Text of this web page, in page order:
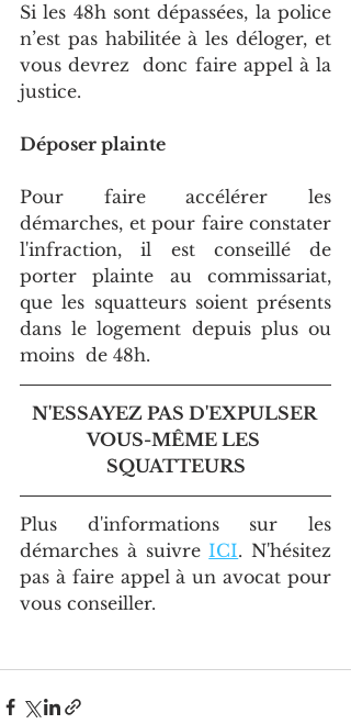
Si les 48h sont dépassées, la police
n’est pas habilitée à les déloger, et
vous devrez  donc faire appel à la
justice.
Déposer plainte
Pour faire accélérer les
démarches, et pour faire constater
l'infraction, il est conseillé de
porter plainte au commissariat,
que les squatteurs soient présents
dans le logement depuis plus ou
moins  de 48h.
N'ESSAYEZ PAS D'EXPULSER
VOUS-MÊME LES
SQUATTEURS
Plus d'informations sur les
démarches à suivre ICI. N'hésitez
pas à faire appel à un avocat pour
vous conseiller.